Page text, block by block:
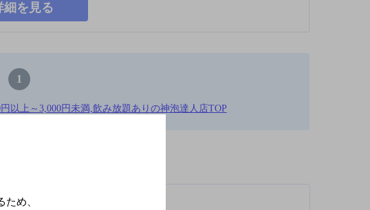
細を見る
1
以上～3,000円未満,飲み放題ありの神泡達人店TOP
取り扱い銘柄が異なります。
め、